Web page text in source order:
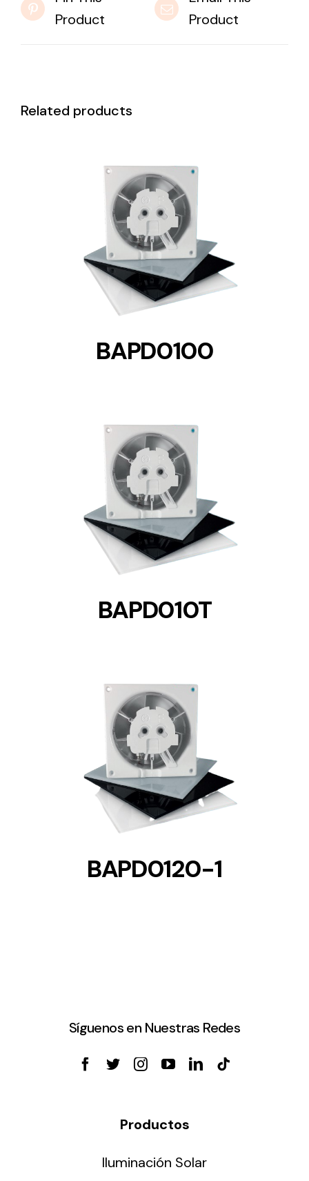
Product
Product
Related products
DETAILS
BAPD0100
DETAILS
BAPD010T
DETAILS
BAPD0120-1
Síguenos en Nuestras Redes
Productos
Iluminación Solar